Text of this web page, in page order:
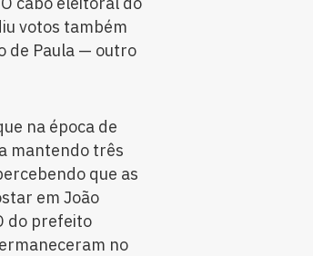
votos também
de Paula — outro
na época de
mantendo três
que as
em João
do prefeito
no